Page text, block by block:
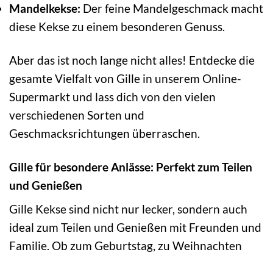
Mandelkekse: Der feine Mandelgeschmack macht
diese Kekse zu einem besonderen Genuss.
Aber das ist noch lange nicht alles! Entdecke die
gesamte Vielfalt von Gille in unserem Online-
Supermarkt und lass dich von den vielen
verschiedenen Sorten und
Geschmacksrichtungen überraschen.
Gille für besondere Anlässe: Perfekt zum Teilen
und Genießen
Gille Kekse sind nicht nur lecker, sondern auch
ideal zum Teilen und Genießen mit Freunden und
Familie. Ob zum Geburtstag, zu Weihnachten